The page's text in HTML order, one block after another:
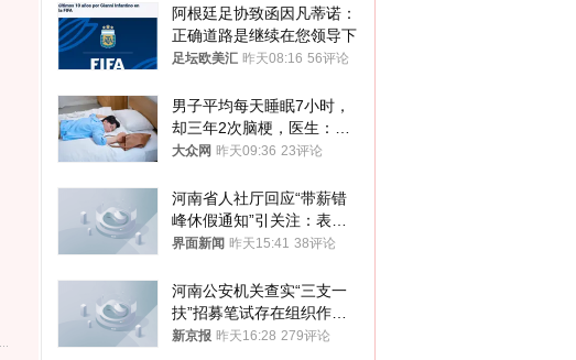
阿根廷足协致函因凡蒂诺：
正确道路是继续在您领导下
足坛欧美汇 昨天08:16 56评论
男子平均每天睡眠7小时，
却三年2次脑梗，医生：这
样睡觉更伤身
大众网 昨天09:36 23评论
河南省人社厅回应“带薪错
峰休假通知”引关注：表述
不够准确，待修改后印发
界面新闻 昨天15:41 38评论
河南公安机关查实“三支一
扶”招募笔试存在组织作弊
犯罪行为
新京报 昨天16:28 279评论